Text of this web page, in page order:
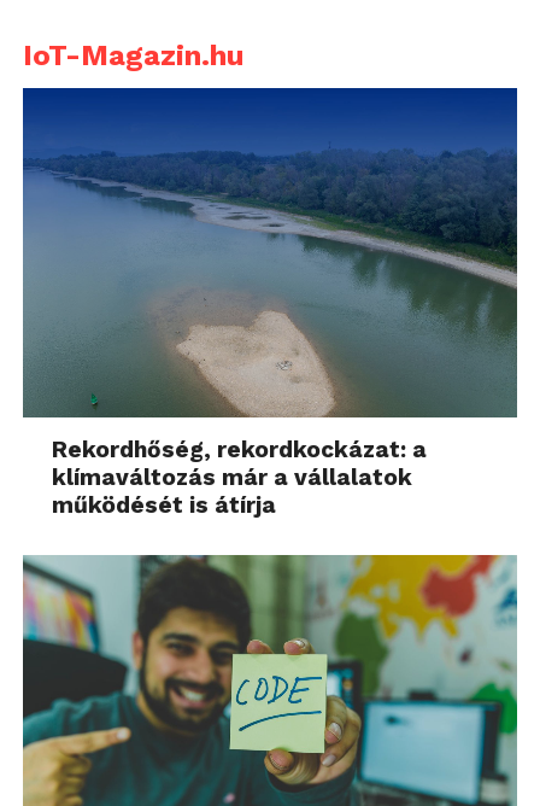
IoT-Magazin.hu
Rekordhőség, rekordkockázat: a
klímaváltozás már a vállalatok
működését is átírja